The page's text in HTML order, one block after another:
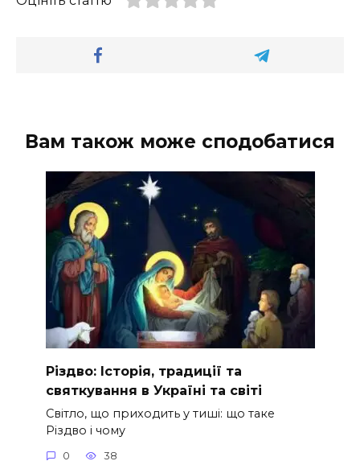
Вам також може сподобатися
Різдво: Історія, традиції та
святкування в Україні та світі
Світло, що приходить у тиші: що таке
Різдво і чому
0 38